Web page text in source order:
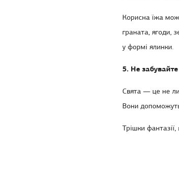
Корисна їжа
граната, ягоди,
у формі ялинки.
5. Не
Свята — це не
Вони допоможуть
Трішки